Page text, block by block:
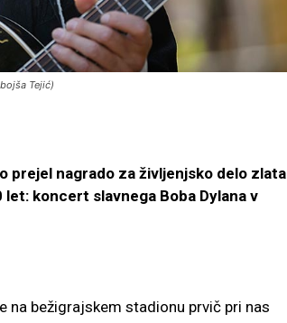
Tejić)
prejel nagrado za življenjsko delo zlata
koncert slavnega Boba Dylana v
na bežigrajskem stadionu prvič pri nas